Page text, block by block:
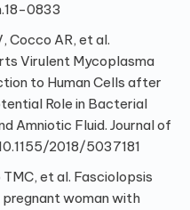
0833
Cocco AR, et al.
Virulent Mycoplasma
to Human Cells after
Role in Bacterial
Amniotic Fluid. Journal of
2018/5037181
TMC, et al. Fasciolopsis
woman with